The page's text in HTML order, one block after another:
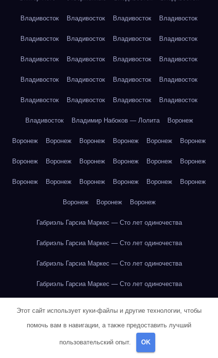
Владивосток Владивосток Владивосток Владивосток
Владивосток Владивосток Владивосток Владивосток
Владивосток Владивосток Владивосток Владивосток
Владивосток Владивосток Владивосток Владивосток
Владивосток Владивосток Владивосток Владивосток
Владивосток Владимир Набоков — Лолита Воронеж
Воронеж Воронеж Воронеж Воронеж Воронеж Воронеж
Воронеж Воронеж Воронеж Воронеж Воронеж Воронеж
Воронеж Воронеж Воронеж Воронеж Воронеж Воронеж
Воронеж Воронеж Воронеж
Габриэль Гарсиа Маркес — Сто лет одиночества
Габриэль Гарсиа Маркес — Сто лет одиночества
Габриэль Гарсиа Маркес — Сто лет одиночества
Габриэль Гарсиа Маркес — Сто лет одиночества
Габриэль Гарсиа Маркес — Сто лет одиночества
Габриэль Гарсиа Маркес — Сто лет одиночества
Этот сайт использует куки-файлы и другие технологии, чтобы
помочь вам в навигации, а также предоставить лучший
пользовательский опыт. OK